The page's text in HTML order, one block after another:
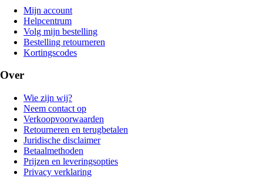
Mijn account
Helpcentrum
Volg mijn bestelling
Bestelling retourneren
Kortingscodes
Over
Wie zijn wij?
Neem contact op
Verkoopvoorwaarden
Retourneren en terugbetalen
Juridische disclaimer
Betaalmethoden
Prijzen en leveringsopties
Privacy verklaring